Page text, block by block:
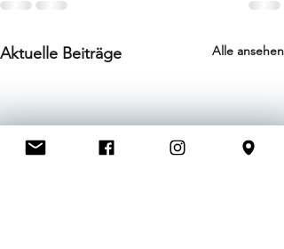
Aktuelle Beiträge Alle ansehen